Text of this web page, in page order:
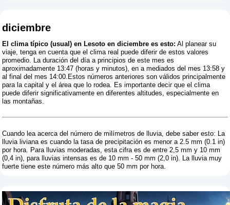
diciembre
El clima típico (usual) en Lesoto en diciembre es esto: Al planear su
viaje, tenga en cuenta que el clima real puede diferir de estos valores
promedio. La duración del día a principios de este mes es
aproximadamente 13:47 (horas y minutos), en a mediados del mes 13:58 y
al final del mes 14:00.Estos números anteriores son válidos principalmente
para la capital y el área que lo rodea. Es importante decir que el clima
puede diferir significativamente en diferentes altitudes, especialmente en
las montañas.
Cuando lea acerca del número de milímetros de lluvia, debe saber esto: La
lluvia liviana es cuando la tasa de precipitación es menor a 2.5 mm (0.1 in)
por hora. Para lluvias moderadas, esta cifra es de entre 2,5 mm y 10 mm
(0,4 in), para lluvias intensas es de 10 mm - 50 mm (2,0 in). La lluvia muy
fuerte tiene este número más alto que 50 mm por hora.